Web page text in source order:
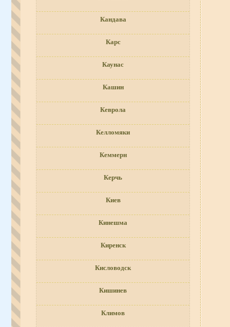
Кандава
Карс
Каунас
Кашин
Кеврола
Келломяки
Кеммерн
Керчь
Киев
Кинешма
Киренск
Кисловодск
Кишинев
Климов